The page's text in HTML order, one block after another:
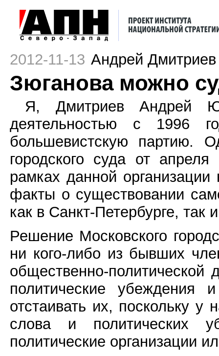
2012-11-13 Андрей Дмитриев
Зюганова можно
Я, Дмитриев Андрей
деятельностью с 1996
большевистскую партию.
городского суда от
рамках данной
факты о существовании
как в Санкт-Петербурге, так
Решение Московского
ни кого-либо из бывших
общественно-политической
политические убеждения
отстаивать их, поскольку у
слова и политических
политические организации